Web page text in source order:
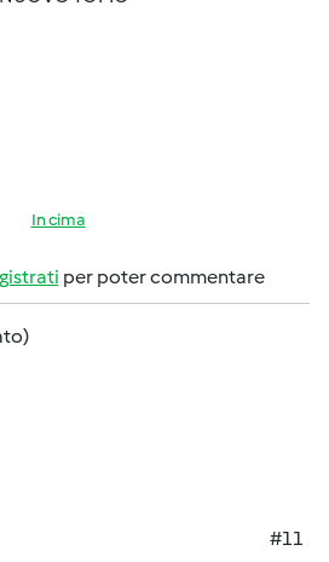
In cima
per poter commentare
#11